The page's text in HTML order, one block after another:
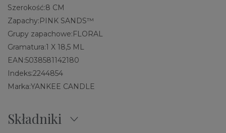
Szerokość:8 CM
Zapachy:PINK SANDS™
Grupy zapachowe:FLORAL
Gramatura:1 X 18,5 ML
EAN:5038581142180
Indeks:2244854
Marka:YANKEE CANDLE
Składniki